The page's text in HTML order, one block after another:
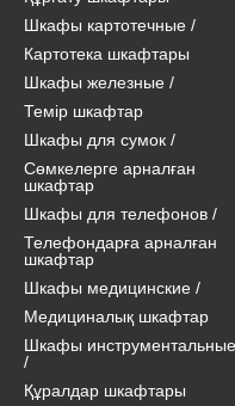
Шкафы картотечные /
Картотека шкафтары
Шкафы железные /
Темір шкафтар
Шкафы для сумок /
Сөмкелерге арналған
шкафтар
Шкафы для телефонов /
Телефондарға арналған
шкафтар
Шкафы медицинские /
Медициналық шкафтар
Шкафы инструментальные
/
Құралдар шкафтары